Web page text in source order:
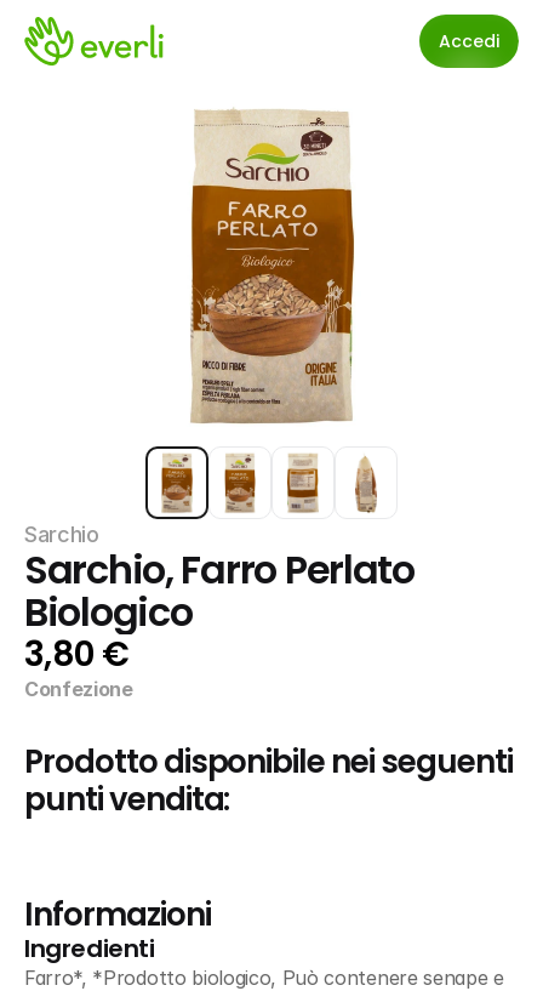
Accedi
Sarchio
Sarchio, Farro Perlato
Biologico
3,80 €
Confezione
Prodotto disponibile nei seguenti
punti vendita:
Informazioni
Ingredienti
Farro*, *Prodotto biologico, Può contenere senape e